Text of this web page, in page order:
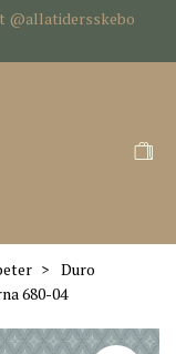
@allatidersskebo
Duro
680-04